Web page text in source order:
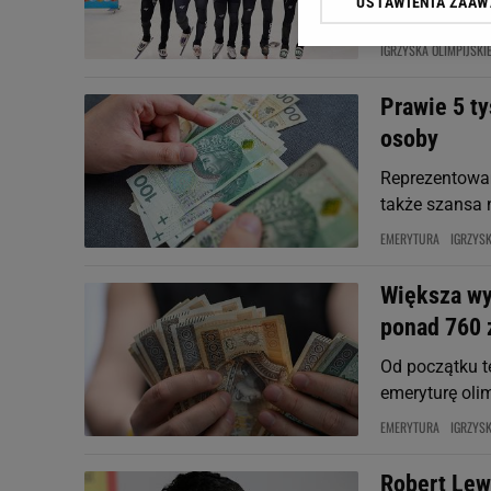
IGRZYSKA OLIMPIJSKIE
Prawie 5
osoby
także szansa
EMERYTURA
Większa
ponad 760
Od początku
emeryturę
EMERYTURA
Robert
Klikając „Akceptuję”
dotyczące plików
odnośnik „Ustawienia
plików cookie możliwa
My, nasi Zaufani
Użycie dokładnych
Przechowywanie